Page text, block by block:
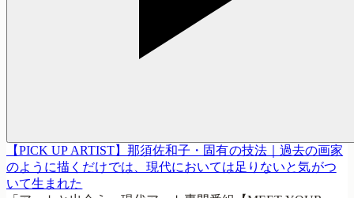
【PICK UP ARTIST】那須佐和子・固有の技法｜過去の画家
のように描くだけでは、現代においては足りないと気がつ
いて生まれた